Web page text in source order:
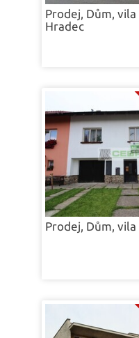
Prodej, Dům, vila
Hradec
Prodej, Dům, vila